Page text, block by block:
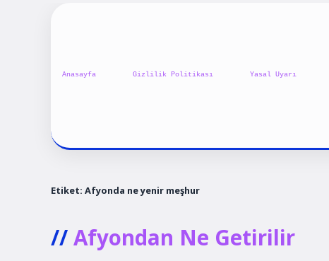
Anasayfa Gizlilik Politikası Yasal Uyarı
Etiket: Afyonda ne yenir meşhur
Afyondan Ne Getirilir